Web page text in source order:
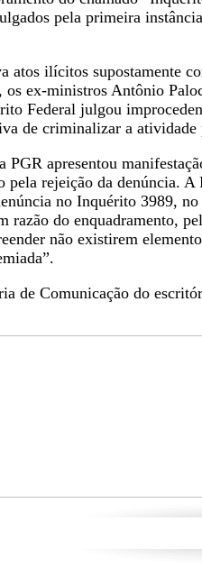
pela primeira
atos ilícitos supostamente
ex-ministros Antônio
Federal julgou
de criminalizar a
PGR apresentou
pela rejeição da denúncia.
no Inquérito 3989,
razão do enquadramento,
não existirem
de Comunicação do